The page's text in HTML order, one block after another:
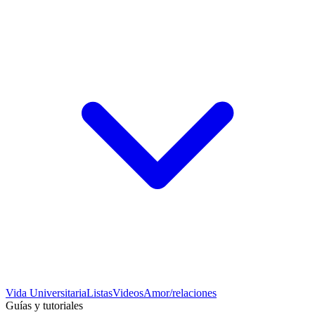
Vida UniversitariaListasVideosAmor/relaciones
Guías y tutoriales